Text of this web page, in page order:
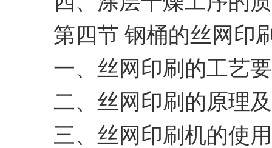
第四节 钢桶的丝网印
一、丝网印刷的工艺
二、丝网印刷的原理
三、丝网印刷机的使